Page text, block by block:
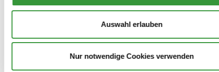
Auswahl erlauben
Nur notwendige Cookies verwenden
Kontakt Presse
Danke!